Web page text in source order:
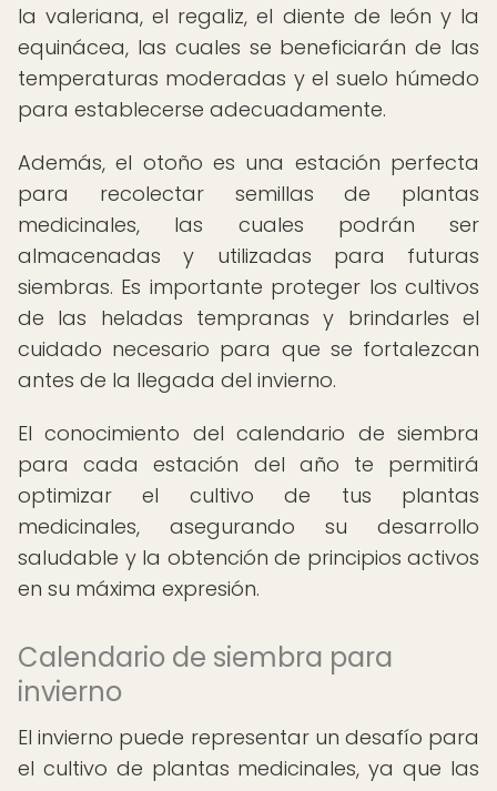
la valeriana, el regaliz, el diente de león y la
equinácea, las cuales se beneficiarán de las
temperaturas moderadas y el suelo húmedo
para establecerse adecuadamente.
Además, el otoño es una estación perfecta
para recolectar semillas de plantas
medicinales, las cuales podrán ser
almacenadas y utilizadas para futuras
siembras. Es importante proteger los cultivos
de las heladas tempranas y brindarles el
cuidado necesario para que se fortalezcan
antes de la llegada del invierno.
El conocimiento del calendario de siembra
para cada estación del año te permitirá
optimizar el cultivo de tus plantas
medicinales, asegurando su desarrollo
saludable y la obtención de principios activos
en su máxima expresión.
Calendario de siembra para
invierno
El invierno puede representar un desafío para
el cultivo de plantas medicinales, ya que las